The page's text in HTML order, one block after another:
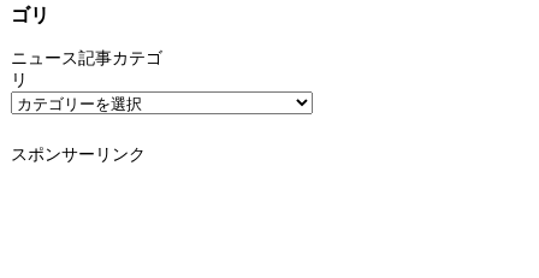
ゴリ
ニュース記事カテゴ
リ
スポンサーリンク